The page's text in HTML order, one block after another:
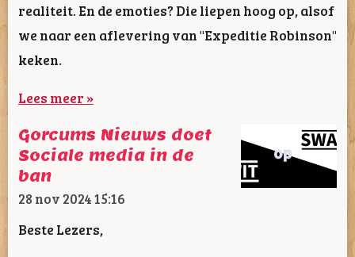
realiteit. En de emoties? Die liepen hoog op, alsof
we naar een aflevering van "Expeditie Robinson"
keken.
Lees meer »
Gorcums Nieuws doet
Sociale media in de
ban
28 nov 202415:16
Beste Lezers,